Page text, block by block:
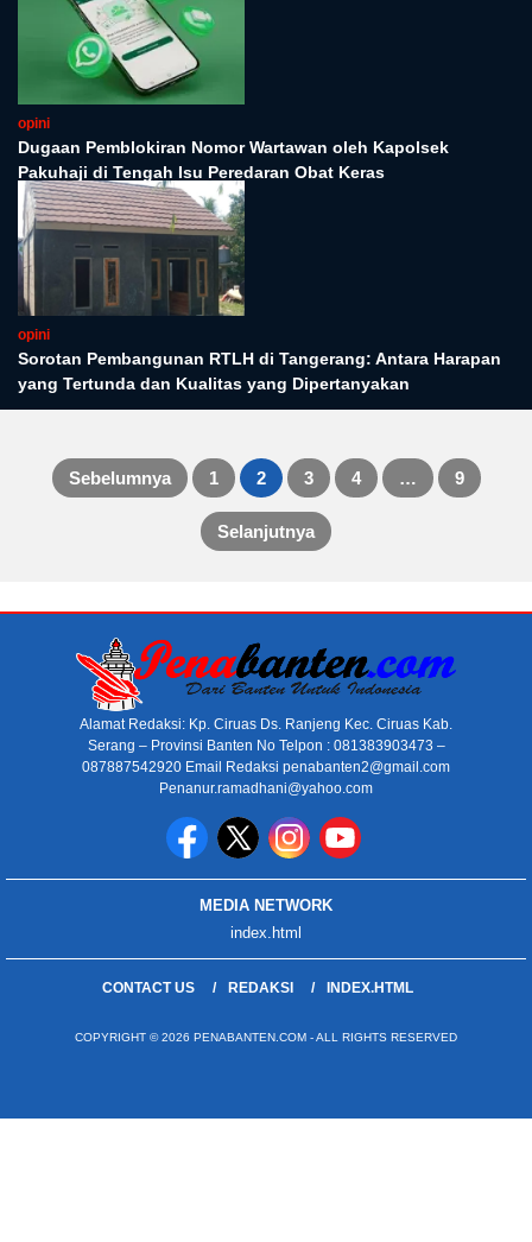
opini
Dugaan Pemblokiran Nomor Wartawan oleh Kapolsek
Pakuhaji di Tengah Isu Peredaran Obat Keras
opini
Sorotan Pembangunan RTLH di Tangerang: Antara Harapan
yang Tertunda dan Kualitas yang Dipertanyakan
Paginasi
Sebelumnya 1 2 3 4 … 9
Selanjutnya
Alamat Redaksi: Kp. Ciruas Ds. Ranjeng Kec. Ciruas Kab.
Serang – Provinsi Banten No Telpon : 081383903473 –
087887542920 Email Redaksi penabanten2@gmail.com
Penanur.ramadhani@yahoo.com
MEDIA NETWORK
index.html
CONTACT US REDAKSI INDEX.HTML
COPYRIGHT © 2026 PENABANTEN.COM - ALL RIGHTS RESERVED